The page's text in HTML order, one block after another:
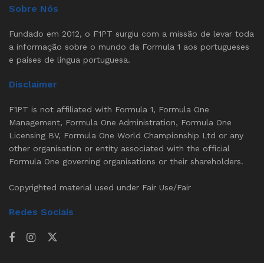
Sobre Nós
Fundado em 2012, o F1PT surgiu com a missão de levar toda
a informação sobre o mundo da Formula 1 aos portugueses
e países de língua portuguesa.
Disclaimer
F1PT is not affiliated with Formula 1, Formula One
Management, Formula One Administration, Formula One
Licensing BV, Formula One World Championship Ltd or any
other organisation or entity associated with the official
Formula One governing organisations or their shareholders.
Copyrighted material used under Fair Use/Fair
Redes Sociais